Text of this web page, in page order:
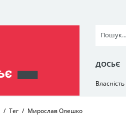
ДОСЬЄ
Власність
Тег Мирослав Олешко